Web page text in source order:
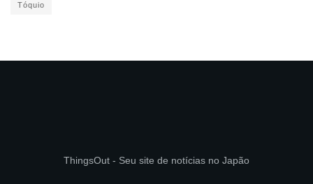
Tóquio
ThingsOut - Seu site de notícias no Japão